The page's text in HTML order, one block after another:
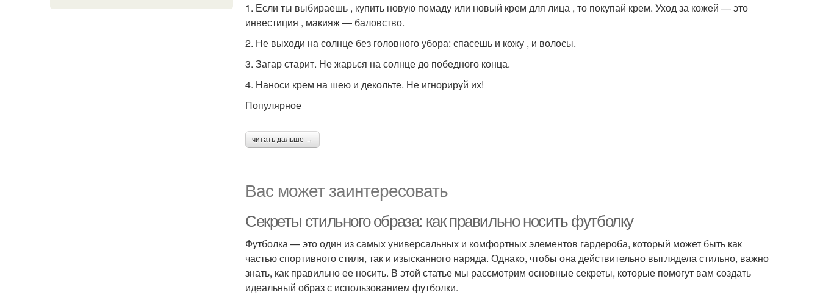
1. Если ты выбираешь , купить новую помаду или новый крем для лица , то покупай крем. Уход за кожей — это
инвестиция , макияж — баловство.
2. Не выходи на солнце без головного убора: спасешь и кожу , и волосы.
3. Загар старит. Не жарься на солнце до победного конца.
4. Наноси крем на шею и декольте. Не игнорируй их!
Популярное
читать дальше →
Вас может заинтересовать
Секреты стильного образа: как правильно носить футболку
Футболка — это один из самых универсальных и комфортных элементов гардероба, который может быть как
частью спортивного стиля, так и изысканного наряда. Однако, чтобы она действительно выглядела стильно, важно
знать, как правильно ее носить. В этой статье мы рассмотрим основные секреты, которые помогут вам создать
идеальный образ с использованием футболки.